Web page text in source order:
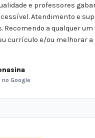
e professores
Atendimento e
Recomendo a qualquer um
currículo e/ou melhorar
Google